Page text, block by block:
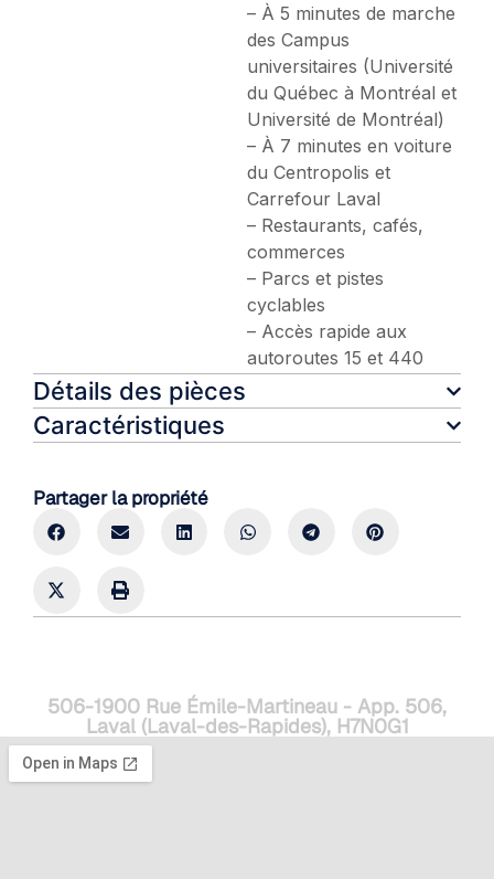
– À 5 minutes de marche
des Campus
universitaires (Université
du Québec à Montréal et
Université de Montréal)
– À 7 minutes en voiture
du Centropolis et
Carrefour Laval
– Restaurants, cafés,
commerces
– Parcs et pistes
cyclables
– Accès rapide aux
autoroutes 15 et 440
Détails des pièces
Caractéristiques
Partager la propriété
506-1900 Rue Émile-Martineau - App. 506,
Laval (Laval-des-Rapides), H7N0G1